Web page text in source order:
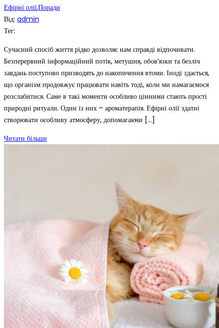
Ефірні олії,Поради
Від: admin
Тег:
Сучасний спосіб життя рідко дозволяє нам справді відпочивати.
Безперервний інформаційний потік, метушня, обов’язки та безліч
завдань поступово призводять до накопичення втоми. Іноді здається,
що організм продовжує працювати навіть тоді, коли ми намагаємося
розслабитися. Саме в такі моменти особливо цінними стають прості
природні ритуали. Один із них – ароматерапія. Ефірні олії здатні
створювати особливу атмосферу, допомагаючи […]
Читати більше